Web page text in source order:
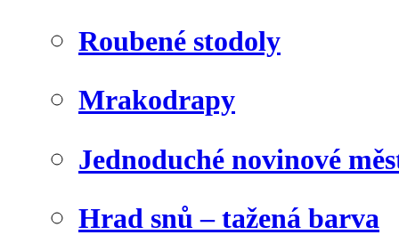
Roubené stodoly
Mrakodrapy
Jednoduché novinové
Hrad snů – tažená barva